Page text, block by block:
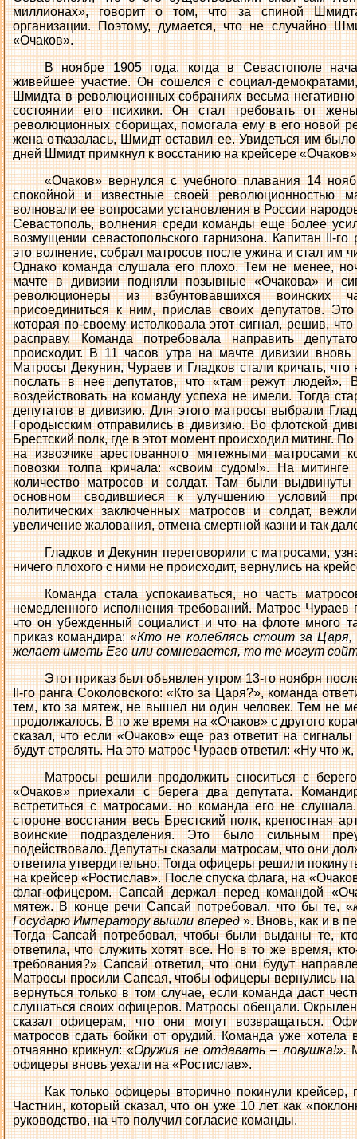
миллионах», говорит о том, что за спиной
организации. Поэтому, думается, что не случайно
«Очаков».
В ноябре 1905 года, когда в Севастополе
живейшее участие. Он сошелся с социал-
Шмидта в революционных собраниях весьма негативно
состоянии его психики. Он стал требовать от
революционных сборищах, помогала ему в его новой
жена отказалась, Шмидт оставил ее. Увидеться им
дней Шмидт примкнул к восстанию на крейсере
«Очаков» вернулся с учебного плавания 14
спокойной и известные своей революционностью
волновали ее вопросами установления в России
Севастополь, волнения среди команды еще более
возмущении севастопольского гарнизона. Капитан II-
это волнение, собрал матросов после ужина и стал им
Однако команда слушала его плохо. Тем не менее,
мачте в дивизии подняли позывные «Очакова» и
революционеры из взбунтовавшихся воинских
присоединиться к ним, прислав своих депутатов.
которая по-своему истолковала этот сигнал, решив,
расправу. Команда потребовала направить
происходит. В 11 часов утра на мачте дивизии
Матросы Декунин, Чураев и Гладков стали кричать,
послать в нее депутатов, что «там режут людей».
воздействовать на команду успеха не имели. Тогда
депутатов в дивизию. Для этого матросы выбрали
Городысским отправились в дивизию. Во флотской
Брестский полк, где в этот момент происходил митинг.
на извозчике арестованного мятежными матросами
повозки толпа кричала: «своим судом!». На
количество матросов и солдат. Там были
основном сводившиеся к улучшению условий
политических заключенных матросов и солдат,
увеличение жалования, отмена смертной казни и так
Гладков и Декунин переговорили с матросами,
ничего плохого с ними не происходит, вернулись на
Команда стала успокаиваться, но часть
немедленного исполнения требований. Матрос Чураев
что он убежденный социалист и что на флоте много
приказ командира: «Кто не колеблясь стоит за
желает иметь Его или сомневается, то те могут
Этот приказ был объявлен утром 13-го ноября
II-го ранга Соколовского: «Кто за Царя?», команда
тем, кто за мятеж, не вышел ни один человек. Тем не
продолжалось. В то же время на «Очаков» с другого
сказал, что если «Очаков» еще раз ответит на
будут стрелять. На это матрос Чураев ответил: «Ну что ж,
Матросы решили продолжить сноситься с
«Очаков» приехали с берега два депутата.
встретиться с матросами. но команда его не
стороне восстания весь Брестский полк, крепостная
воинские подразделения. Это было сильным
подействовало. Депутаты сказали матросам, что они
ответила утвердительно. Тогда офицеры решили
на крейсер «Ростислав». После спуска флага, на
флаг-офицером. Сапсай держал перед командой
мятеж. В конце речи Сапсай потребовал, что бы те, «
Государю Императору вышли вперед». Вновь, как и в
Тогда Сапсай потребовал, чтобы были выданы те,
ответила, что служить хотят все. Но в то же время,
требования?» Сапсай ответил, что они будут
Матросы просили Сапсая, чтобы офицеры вернулись
вернуться только в том случае, если команда даст
слушаться своих офицеров. Матросы обещали.
сказал офицерам, что они могут возвращаться.
матросов сдать бойки от орудий. Команда уже хотела
отчаянно крикнул: «Оружия не отдавать – ловушка!».
офицеры вновь уехали на «Ростислав».
Как только офицеры вторично покинули крейсер,
Частнин, который сказал, что он уже 10 лет как
руководство, на что получил согласие команды.